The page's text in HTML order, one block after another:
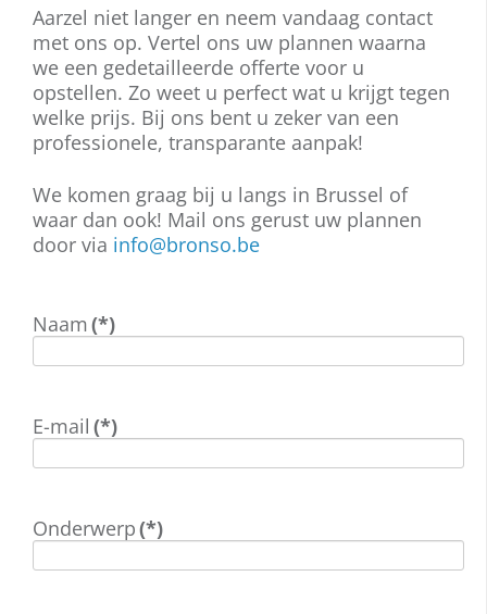
Aarzel niet langer en neem vandaag contact
met ons op. Vertel ons uw plannen waarna
we een gedetailleerde offerte voor u
opstellen. Zo weet u perfect wat u krijgt tegen
welke prijs. Bij ons bent u zeker van een
professionele, transparante aanpak!
We komen graag bij u langs in Brussel of
waar dan ook! Mail ons gerust uw plannen
door via info@bronso.be
Naam(*)
E-mail (*)
Onderwerp(*)